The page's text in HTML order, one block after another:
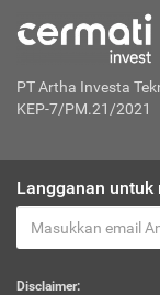
PT Artha Investa
KEP-7/PM.21/2021
Langganan
Disclaimer: